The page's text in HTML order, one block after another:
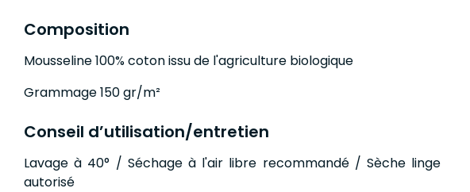
Composition
Mousseline 100% coton issu de l'agriculture biologique
Grammage 150 gr/m²
Conseil d’utilisation/entretien
Lavage à 40° / Séchage à l'air libre recommandé / Sèche linge
autorisé